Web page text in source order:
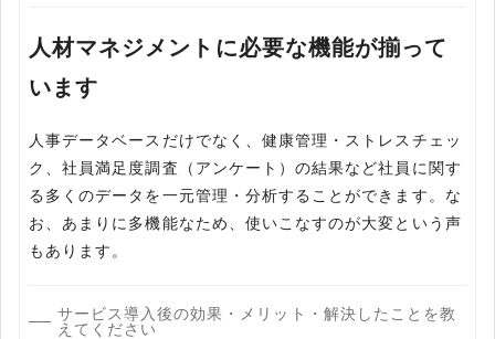
人材マネジメントに必要な機能が揃って
います
人事データベースだけでなく、健康管理・ストレスチェッ
ク、社員満足度調査（アンケート）の結果など社員に関す
る多くのデータを一元管理・分析することができます。な
お、あまりに多機能なため、使いこなすのが大変という声
もあります。
サービス導入後の効果・メリット・解決したことを教
えてください